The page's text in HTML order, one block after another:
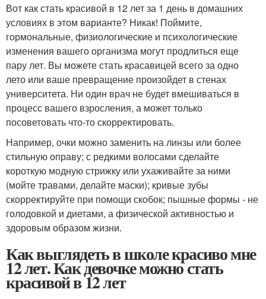
Вот как стать красивой в 12 лет за 1 день в домашних
условиях в этом варианте? Никак! Поймите,
гормональные, физиологические и психологические
изменения вашего организма могут продлиться еще
пару лет. Вы можете стать красавицей всего за одно
лето или ваше превращение произойдет в стенах
университета. Ни один врач не будет вмешиваться в
процесс вашего взросления, а может только
посоветовать что-то скорректировать.
Например, очки можно заменить на линзы или более
стильную оправу; с редкими волосами сделайте
короткую модную стрижку или ухаживайте за ними
(мойте травами, делайте маски); кривые зубы
скорректируйте при помощи скобок; пышные формы - не
голодовкой и диетами, а физической активностью и
здоровым образом жизни.
Как выглядеть в школе красиво мне
12 лет. Как девочке можно стать
красивой в 12 лет